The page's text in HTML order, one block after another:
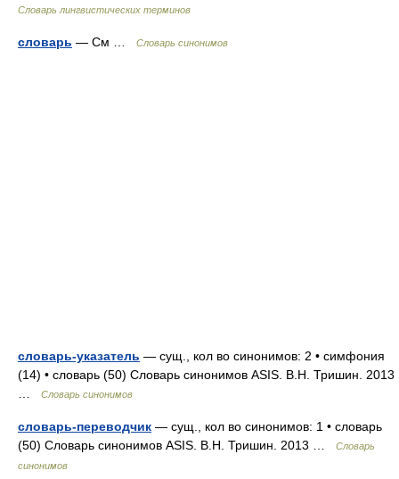
Словарь лингвистических терминов
словарь — См … Словарь синонимов
словарь-указатель — сущ., кол во синонимов: 2 • симфония
(14) • словарь (50) Словарь синонимов ASIS. В.Н. Тришин. 2013
Словарь синонимов
словарь-переводчик — сущ., кол во синонимов: 1 • словарь
(50) Словарь синонимов ASIS. В.Н. Тришин. 2013 …
Словарь
синонимов